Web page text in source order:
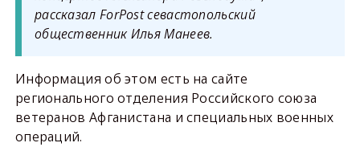
рассказал ForPost севастопольский
общественник Илья Манеев.
Информация об этом есть на сайте
регионального отделения Российского союза
ветеранов Афганистана и специальных военных
операций.